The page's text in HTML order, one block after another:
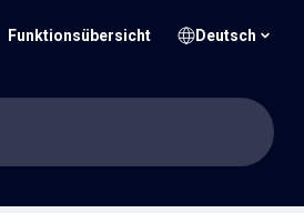
Funktionsübersicht Deutsch